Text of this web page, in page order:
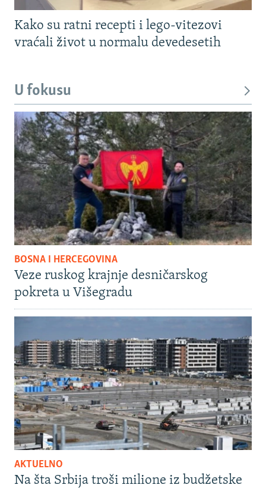
Kako su ratni recepti i lego-vitezovi
vraćali život u normalu devedesetih
U fokusu
BOSNA I HERCEGOVINA
Veze ruskog krajnje desničarskog
pokreta u Višegradu
AKTUELNO
Na šta Srbija troši milione iz budžetske